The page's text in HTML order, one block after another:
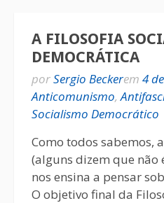
A FILOSOFIA
DEMOCRÁTICA
porSergio Beckerem 4
Anticomunismo,
Socialismo Democrático
Como todos sabemos,
(alguns dizem que não
nos ensina a pensar
O objetivo final da